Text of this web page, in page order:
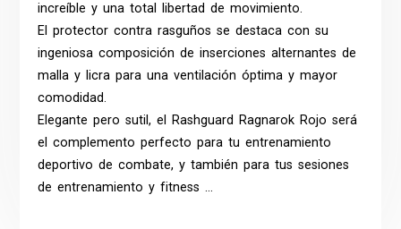
increíble y una total libertad de movimiento.
El protector contra rasguños se destaca con su
ingeniosa composición de inserciones alternantes de
malla y licra para una ventilación óptima y mayor
comodidad.
Elegante pero sutil, el Rashguard Ragnarok Rojo será
el complemento perfecto para tu entrenamiento
deportivo de combate, y también para tus sesiones
de entrenamiento y fitness …